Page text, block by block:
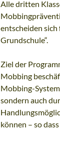
Alle dritten
entscheiden
Grundschule“.
Ziel der
Mobbing
Mobbing-
sondern auch
können – so